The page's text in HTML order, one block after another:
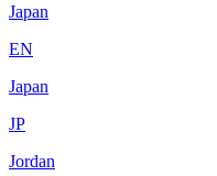
Japan
EN
Japan
JP
Jordan